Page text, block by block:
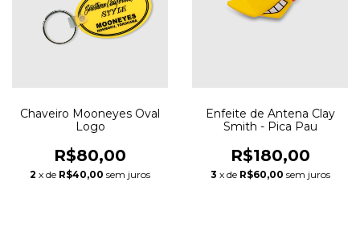
Chaveiro Mooneyes Oval
Logo
R$80,00
2 x de R$40,00 sem juros
Enfeite de Antena Clay
Smith - Pica Pau
R$180,00
3 x de R$60,00 sem juros